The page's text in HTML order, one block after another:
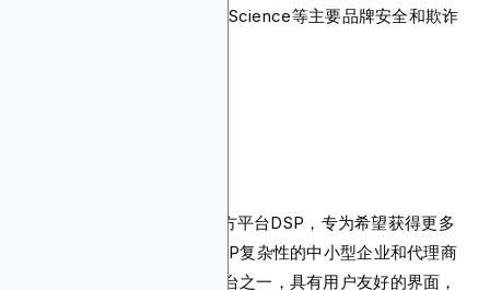
DoubleVerify和Integral Ad Science等主要品牌安全和欺诈
Choozle是一个自助式需求方平台DSP，专为希望获得更多
控制权而又不需要企业级DSP复杂性的中小型企业和代理商
而设计。它是最佳需求方平台之一，具有用户友好的界面，